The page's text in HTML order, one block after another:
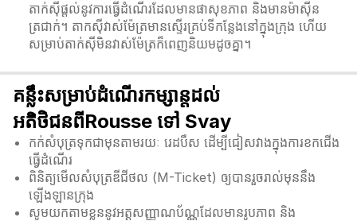
តាក់ស៊ីផ្តល់នូវការធ្វើដំណើរដែលមានផាសុខភាព និងមានម៉ាស៊ីន
ត្រជាក់។ តាកសុីវាស់ម៉ែត្រមានស្ទើរគ្រប់ទីកន្លែងនៅក្នុងក្រុង ហើយ
សម្រាប់តាក់សុីមិនវាស់ម៉ែត្រក៏ពេញនិយមដូចគ្នា។
គន្លឹះសម្រាប់ដំណើរកម្សាន្តដល់
អតិថិជនពីRousse ទៅ Svay
កក់សំបុត្រទុកជាមុនតាមរយៈ រេដបឹស ដើម្បីជៀសវាងក្នុងការខកជើង
ធ្វើដំណើរ
ពិនិត្យមើលសំបុត្រឌីជីថល (M-Ticket) ឲ្យបានរួចរាល់មុននឹង
ឡើងឡានក្រុង
សូមយកតាមខ្លួននូវអត្តសញ្ញាណប័ណ្ណដែលមានរូបភាព និង